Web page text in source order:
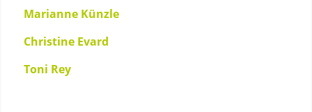
Marianne Künzle
Christine Evard
Toni Rey